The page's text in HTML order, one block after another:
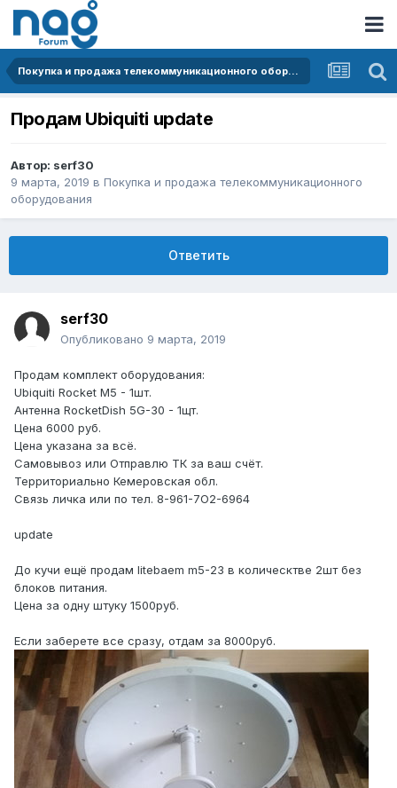
Покупка и продажа телекоммуникационного оборудования
Продам Ubiquiti update
Автор: serf30
9 марта, 2019 в Покупка и продажа телекоммуникационного
оборудования
Ответить
serf30
Опубликовано 9 марта, 2019
Продам комплект оборудования:
Ubiquiti Rocket M5 - 1шт.
Антенна RocketDish 5G-30 - 1щт.
Цена 6000 руб.
Цена указана за всё.
Самовывоз или Отправлю ТК за ваш счёт.
Территориально Кемеровская обл.
Связь личка или по тел. 8-961-7O2-6964
update
До кучи ещё продам litebaem m5-23 в колическтве 2шт без
блоков питания.
Цена за одну штуку 1500руб.
Если заберете все сразу, отдам за 8000руб.